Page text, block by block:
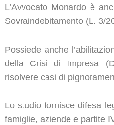
L’Avvocato Monardo è
Sovraindebitamento (L. 3/
Possiede anche
della Crisi di Impresa
risolvere casi di
Lo studio fornisce difesa
famiglie, aziende e partite